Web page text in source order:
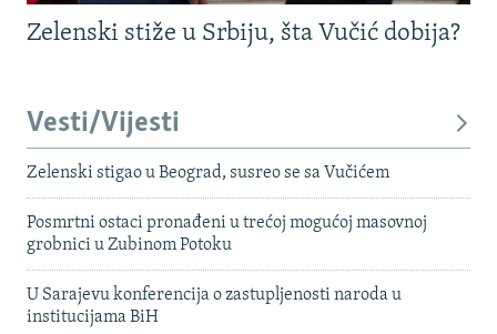
Zelenski stiže u Srbiju, šta Vučić dobija?
Vesti/Vijesti
Zelenski stigao u Beograd, susreo se sa Vučićem
Posmrtni ostaci pronađeni u trećoj mogućoj masovnoj
grobnici u Zubinom Potoku
U Sarajevu konferencija o zastupljenosti naroda u
institucijama BiH